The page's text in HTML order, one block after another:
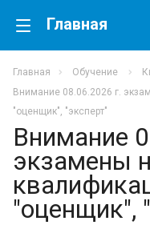
Главная
Главная Обучение
Внимание 08.06.2026 г.
"оценщик", "эксперт"
Внимание
экзамены
"оценщик",